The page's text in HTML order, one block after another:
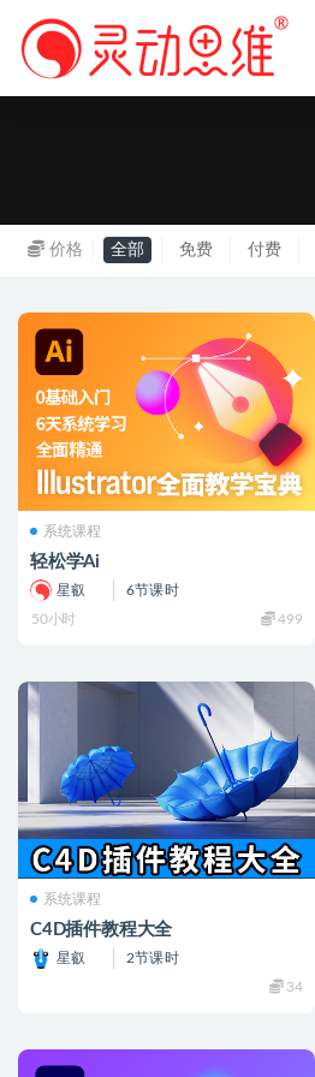
价格 全部 免费 付费
系统课程
轻松学Ai
星叡
6节课时
50小时
499
系统课程
C4D插件教程大全
星叡
2节课时
34